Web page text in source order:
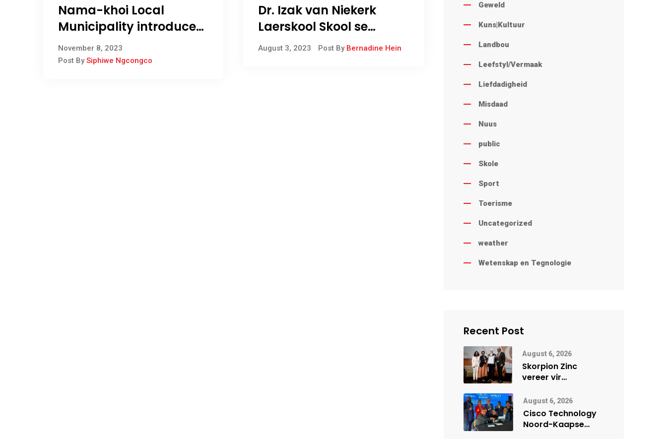
Nama-khoi Local
Municipality introduces
Smart Electricity
Trading Platform
November 8, 2023
Post BySiphiwe Ngcongco
Dr. Izak van Niekerk
Laerskool Skool se
rekenaarsentrum
August 3, 2023 Post By Bernadine Hein
Geweld
Kuns|Kultuur
Landbou
Leefstyl/Vermaak
Liefdadigheid
Misdaad
Nuus
public
Skole
Sport
Toerisme
Uncategorized
weather
Wetenskap en Tegnologie
Recent Post
August 6, 2026
Skorpion Zinc
vereer vir
veiligheidsprestasie
by Namibië Mynbou
Ekspo
August 6, 2026
Cisco Technology
Noord-Kaapse